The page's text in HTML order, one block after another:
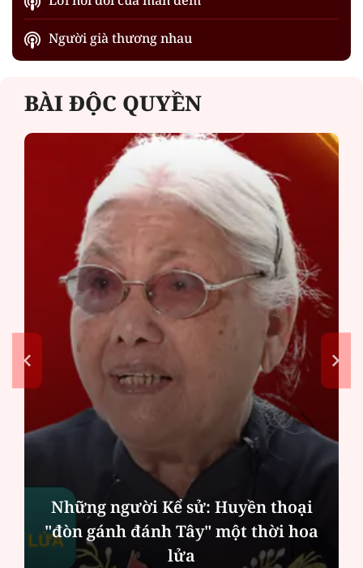
Người già thương nhau
BÀI ĐỘC QUYỀN
Những người Kể sử: Huyền thoại
"đòn gánh đánh Tây" một thời hoa
lửa